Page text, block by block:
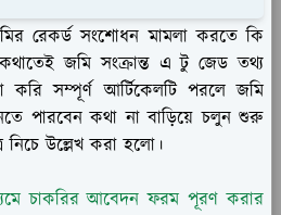
রেকর্ড সংশোধন মামলা করতে কি
জমি সংক্রান্ত এ টু জেড তথ্য
সম্পূর্ণ আর্টিকেলটি পরলে জমি
পারবেন কথা না বাড়িয়ে চলুন শুরু
উল্লেখ করা হলো।
চাকরির আবেদন ফরম পূরণ করার